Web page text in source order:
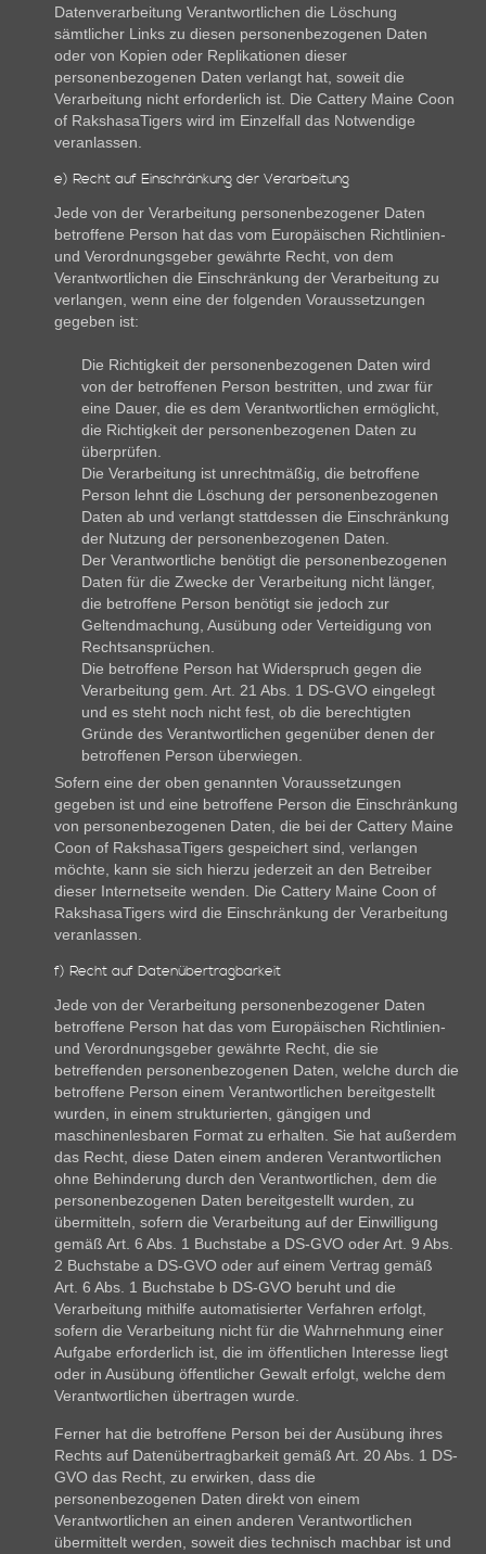
Datenverarbeitung Verantwortlichen die Löschung
sämtlicher Links zu diesen personenbezogenen Daten
oder von Kopien oder Replikationen dieser
personenbezogenen Daten verlangt hat, soweit die
Verarbeitung nicht erforderlich ist. Die Cattery Maine Coon
of RakshasaTigers wird im Einzelfall das Notwendige
veranlassen.
e) Recht auf Einschränkung der Verarbeitung
Jede von der Verarbeitung personenbezogener Daten
betroffene Person hat das vom Europäischen Richtlinien-
und Verordnungsgeber gewährte Recht, von dem
Verantwortlichen die Einschränkung der Verarbeitung zu
verlangen, wenn eine der folgenden Voraussetzungen
gegeben ist:
Die Richtigkeit der personenbezogenen Daten wird
von der betroffenen Person bestritten, und zwar für
eine Dauer, die es dem Verantwortlichen ermöglicht,
die Richtigkeit der personenbezogenen Daten zu
überprüfen.
Die Verarbeitung ist unrechtmäßig, die betroffene
Person lehnt die Löschung der personenbezogenen
Daten ab und verlangt stattdessen die Einschränkung
der Nutzung der personenbezogenen Daten.
Der Verantwortliche benötigt die personenbezogenen
Daten für die Zwecke der Verarbeitung nicht länger,
die betroffene Person benötigt sie jedoch zur
Geltendmachung, Ausübung oder Verteidigung von
Rechtsansprüchen.
Die betroffene Person hat Widerspruch gegen die
Verarbeitung gem. Art. 21 Abs. 1 DS-GVO eingelegt
und es steht noch nicht fest, ob die berechtigten
Gründe des Verantwortlichen gegenüber denen der
betroffenen Person überwiegen.
Sofern eine der oben genannten Voraussetzungen
gegeben ist und eine betroffene Person die Einschränkung
von personenbezogenen Daten, die bei der Cattery Maine
Coon of RakshasaTigers gespeichert sind, verlangen
möchte, kann sie sich hierzu jederzeit an den Betreiber
dieser Internetseite wenden. Die Cattery Maine Coon of
RakshasaTigers wird die Einschränkung der Verarbeitung
veranlassen.
f) Recht auf Datenübertragbarkeit
Jede von der Verarbeitung personenbezogener Daten
betroffene Person hat das vom Europäischen Richtlinien-
und Verordnungsgeber gewährte Recht, die sie
betreffenden personenbezogenen Daten, welche durch die
betroffene Person einem Verantwortlichen bereitgestellt
wurden, in einem strukturierten, gängigen und
maschinenlesbaren Format zu erhalten. Sie hat außerdem
das Recht, diese Daten einem anderen Verantwortlichen
ohne Behinderung durch den Verantwortlichen, dem die
personenbezogenen Daten bereitgestellt wurden, zu
übermitteln, sofern die Verarbeitung auf der Einwilligung
gemäß Art. 6 Abs. 1 Buchstabe a DS-GVO oder Art. 9 Abs.
2 Buchstabe a DS-GVO oder auf einem Vertrag gemäß
Art. 6 Abs. 1 Buchstabe b DS-GVO beruht und die
Verarbeitung mithilfe automatisierter Verfahren erfolgt,
sofern die Verarbeitung nicht für die Wahrnehmung einer
Aufgabe erforderlich ist, die im öffentlichen Interesse liegt
oder in Ausübung öffentlicher Gewalt erfolgt, welche dem
Verantwortlichen übertragen wurde.
Ferner hat die betroffene Person bei der Ausübung ihres
Rechts auf Datenübertragbarkeit gemäß Art. 20 Abs. 1 DS-
GVO das Recht, zu erwirken, dass die
personenbezogenen Daten direkt von einem
Verantwortlichen an einen anderen Verantwortlichen
übermittelt werden, soweit dies technisch machbar ist und